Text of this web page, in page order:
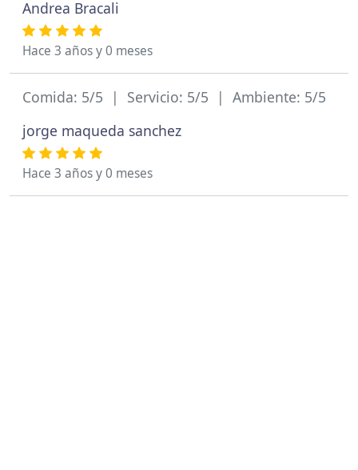
Andrea Bracali
Hace 3 años y 0 meses
Comida: 5/5 | Servicio: 5/5 | Ambiente: 5/5
jorge maqueda sanchez
Hace 3 años y 0 meses